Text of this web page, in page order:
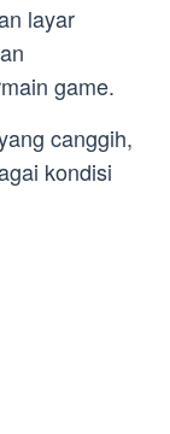
layar
game.
canggih,
kondisi